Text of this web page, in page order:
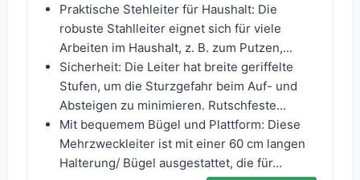
Praktische Stehleiter für Haushalt: Die
robuste Stahlleiter eignet sich für viele
Arbeiten im Haushalt, z. B. zum Putzen,...
Sicherheit: Die Leiter hat breite geriffelte
Stufen, um die Sturzgefahr beim Auf- und
Absteigen zu minimieren. Rutschfeste...
Mit bequemem Bügel und Plattform: Diese
Mehrzweckleiter ist mit einer 60 cm langen
Halterung/ Bügel ausgestattet, die für...